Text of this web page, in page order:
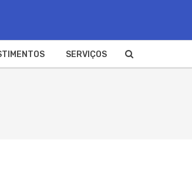
SERVIÇOS